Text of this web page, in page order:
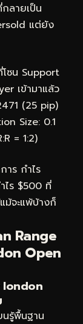
ลายเป็น
แต่ยัง
ซน Support
เข้ามาแล้ว
(25 pip)
Size: 0.1
= 1:2)
าร กำไร
ไร $500 ที่
ม้จะแพ้บ้างก็
Range
Open
london
นรู้พื้นฐาน